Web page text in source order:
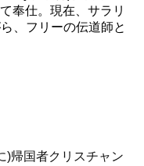
奉仕。現在、サラリ
、フリーの伝道師と
)帰国者クリスチャン